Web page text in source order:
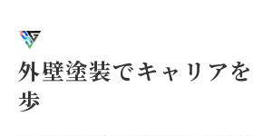
外壁塗装未経験者が知る
体像
外壁塗装でキャリア
歩